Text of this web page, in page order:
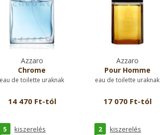
Azzaro
Chrome
eau de toilette uraknak
14 470 Ft-tól
5 kiszerelés
Azzaro
Pour Homme
eau de toilette uraknak
17 070 Ft-tól
2 kiszerelés